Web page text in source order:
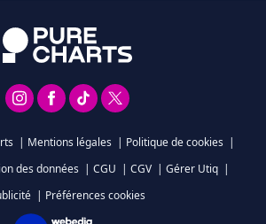
| Mentions légales | Politique de cookies |
des données | CGU | CGV | Gérer Utiq |
| Préférences cookies